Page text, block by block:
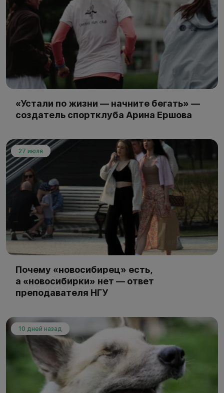
«Устали по жизни — начните бегать» —
создатель спортклуба Арина Ершова
27 июля
Почему «новосибирец» есть,
а «новосибирки» нет — ответ
преподавателя НГУ
10 дней назад